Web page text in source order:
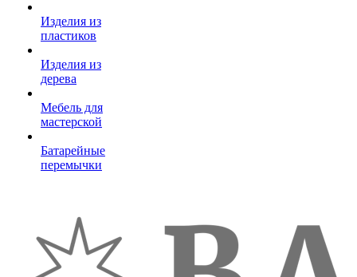
Изделия из
пластиков
Изделия из
дерева
Мебель для
мастерской
Батарейные
перемычки